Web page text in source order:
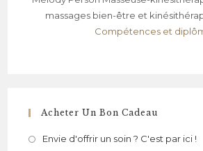
massages bien-être et
Compétences et
Acheter Un Bon Cadeau
Envie d'offrir un soin ? C'est par ici !